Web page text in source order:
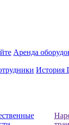
Аренда
История